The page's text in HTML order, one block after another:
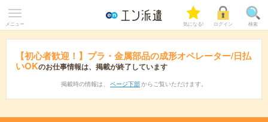
メニュー 気になる! ログイン 検索
【初心者歓迎！】プラ・金属部品の成形オペレーター/日払
いOKのお仕事情報は、掲載が終了しています
掲載時の情報は、 ページ下部 からご覧いただけます。